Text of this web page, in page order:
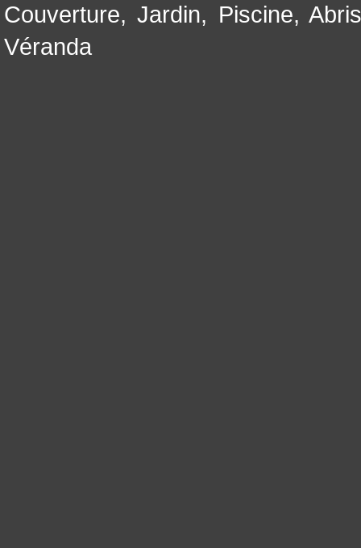
Couverture,Jardin, Piscine,
Véranda